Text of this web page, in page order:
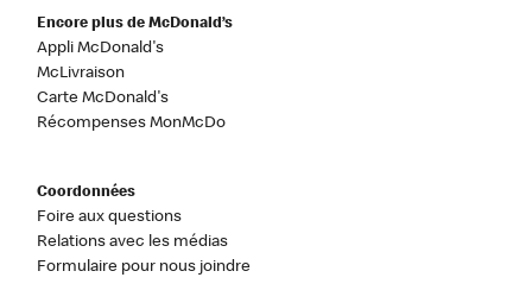
Encore plus de McDonald’s
Appli McDonald's
McLivraison
Carte McDonald's
Récompenses MonMcDo
Coordonnées
Foire aux questions
Relations avec les médias
Formulaire pour nous joindre